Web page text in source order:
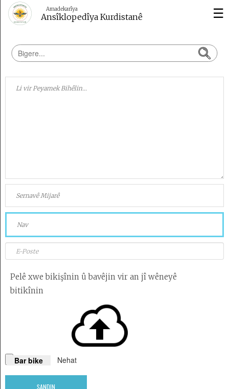
Amadekarîya
Ansîklopedîya Kurdistanê ☰
Kurdolojî
Vîdeo
Erdnîgarî
Desteya
Amadekarîyê
Têkilî
Derbarê
malperê
Pelê xwe bikişînin û bavêjin vir an jî wêneyê
bitikînin
ŞANDIN